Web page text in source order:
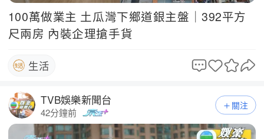
100萬做業主 土瓜灣下鄉道銀主盤｜392平方
尺兩房 內裝企理搶手貨
生活
TVB娛樂新聞台
42分鐘前
關注